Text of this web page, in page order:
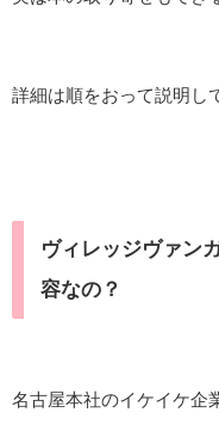
詳細は順をおって説明し
ヴィレッジヴァン
容なの？
名古屋本社のイケイケ企